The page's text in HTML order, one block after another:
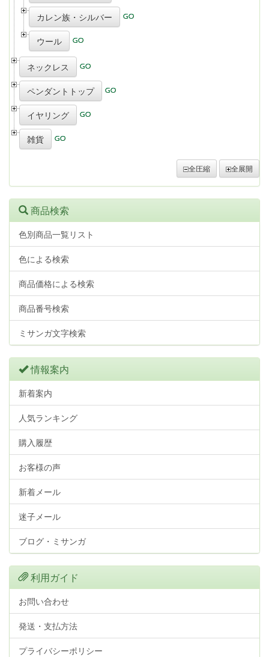
カレン族・シルバー
ウール
ネックレス
ペンダントトップ
イヤリング
雑貨
全圧縮 全展開
商品検索
色別商品一覧リスト
色による検索
商品価格による検索
商品番号検索
ミサンガ文字検索
情報案内
新着案内
人気ランキング
購入履歴
お客様の声
新着メール
迷子メール
ブログ・ミサンガ
利用ガイド
お問い合わせ
発送・支払方法
プライバシーポリシー